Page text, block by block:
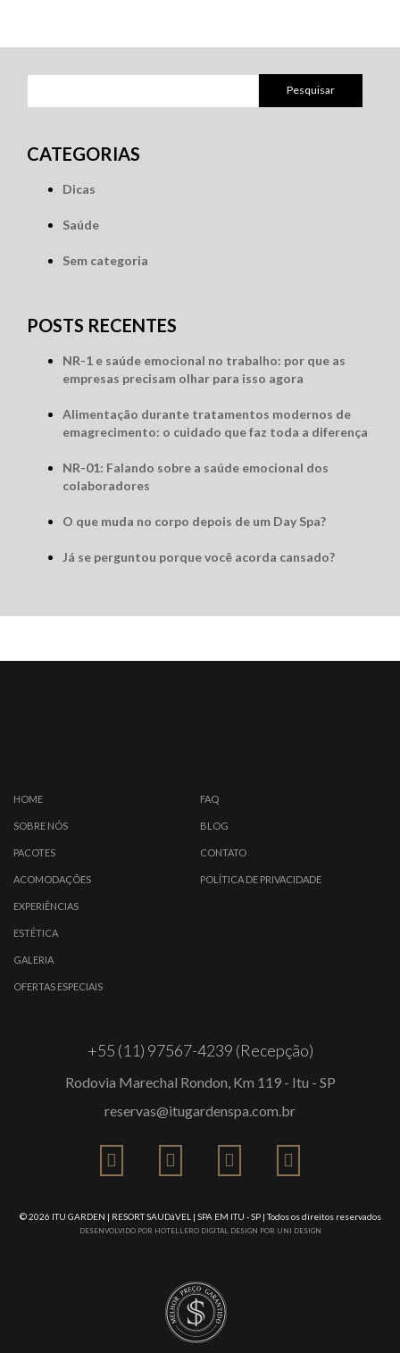
Pesquisar
por:
CATEGORIAS
Dicas
Saúde
Sem categoria
POSTS RECENTES
NR-1 e saúde emocional no trabalho: por que as
empresas precisam olhar para isso agora
Alimentação durante tratamentos modernos de
emagrecimento: o cuidado que faz toda a diferença
NR-01: Falando sobre a saúde emocional dos
colaboradores
O que muda no corpo depois de um Day Spa?
Já se perguntou porque você acorda cansado?
HOME
SOBRE NÓS
PACOTES
ACOMODAÇÕES
EXPERIÊNCIAS
ESTÉTICA
GALERIA
OFERTAS ESPECIAIS
FAQ
BLOG
CONTATO
POLÍTICA DE PRIVACIDADE
+55 (11) 97567-4239 (Recepção)
Rodovia Marechal Rondon, Km 119 - Itu - SP
reservas@itugardenspa.com.br
© 2026 ITU GARDEN | RESORT SAUDáVEL | SPA EM ITU - SP| Todos os direitos reservados
DESENVOLVIDO POR HOTELLERO DIGITAL DESIGN POR UNI DESIGN